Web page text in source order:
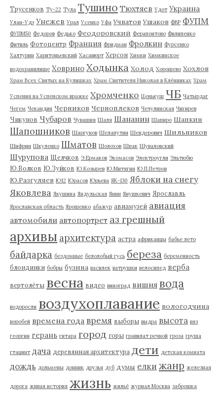
Трусенков Ту-22 Тула Тушино Тюхтяев Удот Украина
Улан-Удэ Унежев Урал Усенко Уфа Учватов Ушаков ФВР ФУПМ
ФУПМ50 Федоров Федько Феодоровский Ферапонтово Филипенко
Фитиль Фотоцентр Франция Фридман Фролкин Фурсенко
Халтурин Харитоньевский Хасавюрт Херсон Химки Химкинское
водохранилище Ховрино Ходынка Холод Хорошево Хохлов
Храм Всех Святых на Кулишках Храм Святителя Николая в Клённиках Храм
Успения на Успенском вражке Хромченко Ценькуш ЧБ Чатырдаг
Чегем Чекандин Черников Черноплеков Чечулинская Чигирев
Чикунов Чубаров Чувашия Шаля Шананин Шапиро Шапкин
Шапошников Шаргунов Шелапутин Шендерович Шильников
Шифрин Шкуленко Шматов Шолохов Шпак Шуваловский
Шурупова Щелчков Э.Ермаков Экомасов Электроугли Эльтюбю
Ю.Волков Ю.Зуйков Ю.Козырев Ю.Митягин Ю.П.Петров
Ю.Разгуляев Ю12 Юрасов Юрьева ЯК-130 Яблоки на снегу
Яковлева Якушина Яндульская Янин Янушкевич Ярославль
Ярославская область Ярошенко абажур авиамузей авиация
автомобили автопортрет аз грешный
архивы архитектура астра африканцы бабье лето
байдарка бездомные белолобый гусь береза беременность
блондинки бобры бузина василек ватрушки велосипед верба
вертолёты весна видео виноград вишня вода
водоросли воздухоплавание вологодчина
воробей времена года время выборы выдра высота вяз
георгин герань гитара город горы гравилат речной гроза груша
гтацинт дача деревянная архитектура дети детская комната
дождь дольмены донник друзья дуб думы елки жанр железная
дорога живая история жизнь жильё журнал Москва заброшка